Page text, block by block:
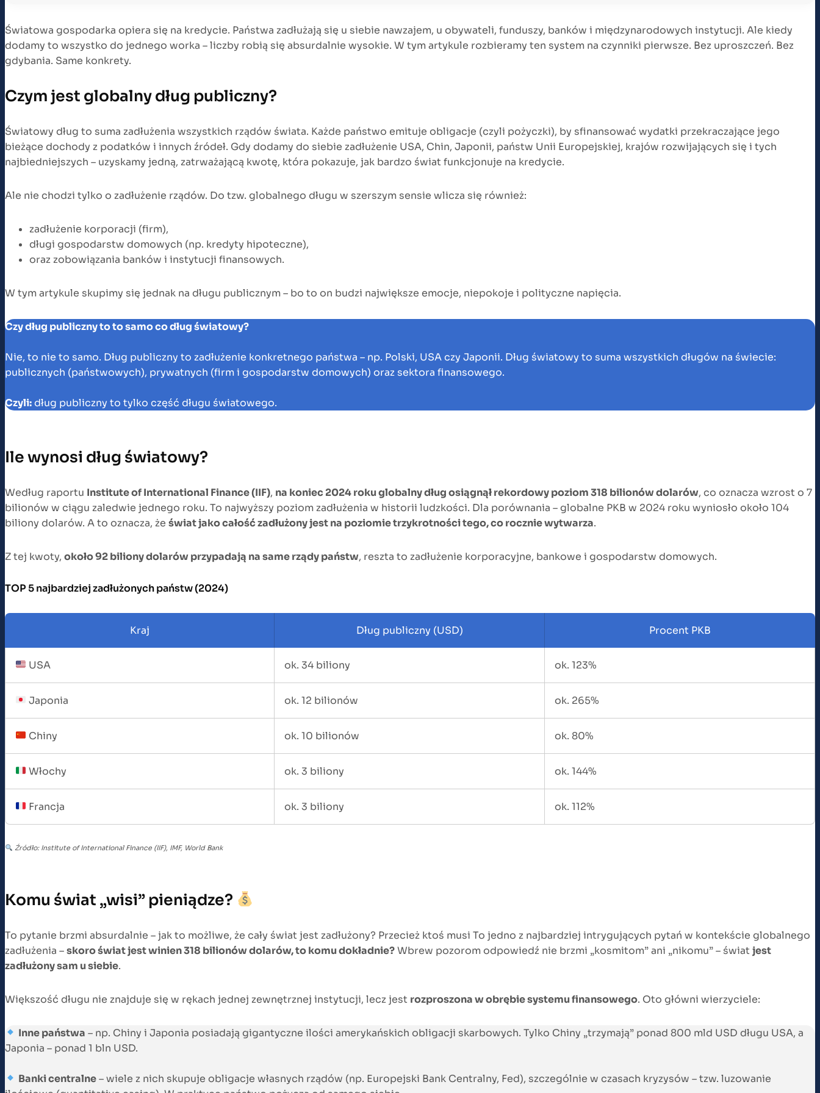
Światowa gospodarka opiera się na kredycie. Państwa zadłużają się u siebie nawzajem, u obywateli, funduszy, banków i międzynarodowych instytucji. Ale kiedy
dodamy to wszystko do jednego worka – liczby robią się absurdalnie wysokie. W tym artykule rozbieramy ten system na czynniki pierwsze. Bez uproszczeń. Bez
gdybania. Same konkrety.
Czym jest globalny dług publiczny?
Światowy dług to suma zadłużenia wszystkich rządów świata. Każde państwo emituje obligacje (czyli pożyczki), by sfinansować wydatki przekraczające jego
bieżące dochody z podatków i innych źródeł. Gdy dodamy do siebie zadłużenie USA, Chin, Japonii, państw Unii Europejskiej, krajów rozwijających się i tych
najbiedniejszych – uzyskamy jedną, zatrważającą kwotę, która pokazuje, jak bardzo świat funkcjonuje na kredycie.
Ale nie chodzi tylko o zadłużenie rządów. Do tzw. globalnego długu w szerszym sensie wlicza się również:
zadłużenie korporacji (firm),
długi gospodarstw domowych (np. kredyty hipoteczne),
oraz zobowiązania banków i instytucji finansowych.
W tym artykule skupimy się jednak na długu publicznym – bo to on budzi największe emocje, niepokoje i polityczne napięcia.
Czy dług publiczny to to samo co dług światowy?
Nie, to nie to samo. Dług publiczny to zadłużenie konkretnego państwa – np. Polski, USA czy Japonii. Dług światowy to suma wszystkich długów na świecie:
publicznych (państwowych), prywatnych (firm i gospodarstw domowych) oraz sektora finansowego.
Czyli:dług publiczny to tylko część długu światowego.
Ile wynosi dług światowy?
Według raportu Institute of International Finance (IIF), na koniec 2024 roku globalny dług osiągnął rekordowy poziom 318 bilionów dolarów, co oznacza wzrost o 7
bilionów w ciągu zaledwie jednego roku. To najwyższy poziom zadłużenia w historii ludzkości. Dla porównania – globalne PKB w 2024 roku wyniosło około 104
biliony dolarów. A to oznacza, że świat jako całość zadłużony jest na poziomie trzykrotności tego, co rocznie wytwarza.
Z tej kwoty, około 92 biliony dolarów przypadają na same rządy państw, reszta to zadłużenie korporacyjne, bankowe i gospodarstw domowych.
TOP 5 najbardziej zadłużonych państw (2024)
Kraj Dług publiczny (USD) Procent PKB
USA ok. 34 biliony ok. 123%
Japonia ok. 12 bilionów ok. 265%
Chiny ok. 10 bilionów ok. 80%
Włochy ok. 3 biliony ok. 144%
Francja ok. 3 biliony ok. 112%
Źródło: Institute of International Finance (IIF), IMF, World Bank
Komu świat „wisi” pieniądze?
To pytanie brzmi absurdalnie – jak to możliwe, że cały świat jest zadłużony? Przecież ktoś musi To jedno z najbardziej intrygujących pytań w kontekście globalnego
zadłużenia –skoro świat jest winien 318 bilionów dolarów, to komu dokładnie?Wbrew pozorom odpowiedź nie brzmi „kosmitom” ani „nikomu” – świat jest
zadłużony sam u siebie.
Większość długu nie znajduje się w rękach jednej zewnętrznej instytucji, lecz jest rozproszona w obrębie systemu finansowego. Oto główni wierzyciele:
Inne państwa – np. Chiny i Japonia posiadają gigantyczne ilości amerykańskich obligacji skarbowych. Tylko Chiny „trzymają” ponad 800 mld USD długu USA, a
Japonia – ponad 1 bln USD.
Banki centralne– wiele z nich skupuje obligacje własnych rządów (np. Europejski Bank Centralny, Fed), szczególnie w czasach kryzysów – tzw. luzowanie